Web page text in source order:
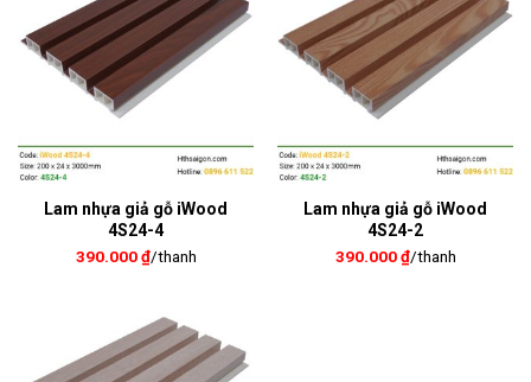
Lam nhựa giả gỗ iWood
4S24-4
390.000₫/thanh
Lam nhựa giả gỗ iWood
4S24-2
390.000₫/thanh